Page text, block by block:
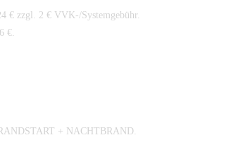
€ zzgl. 2 € VVK-/Systemgebühr.
€.
+ NACHTBRAND.